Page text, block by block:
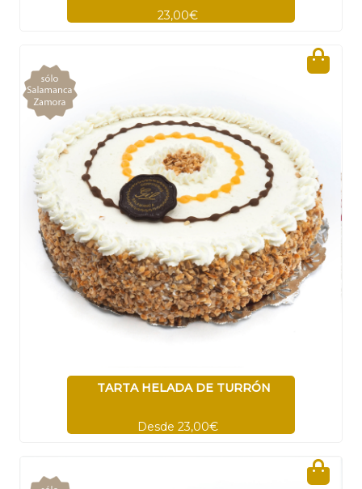
23,00€
TARTA HELADA DE TURRÓN
Desde 23,00€